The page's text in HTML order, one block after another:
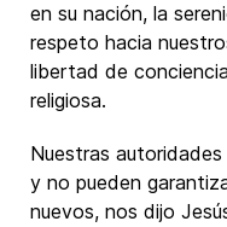
en su nación, la
respeto hacia
libertad de
religiosa.
Nuestras
y no pueden
nuevos, nos dijo